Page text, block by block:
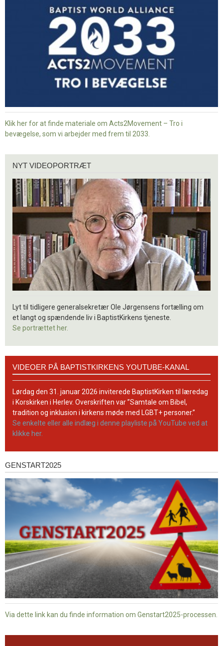
Klik her for at finde materiale om Acts2Movement – Tro i
bevægelse, som vi arbejder med frem til 2033.
videoportræt
NYT VIDEOPORTRÆT
Lyt til tidligere generalsekretær Ole Jørgensens fortælling om
et langt og spændende liv i BaptistKirkens tjeneste.
Se portrættet her.
BaptistKirkens
YouTube-
kanal
VIDEOER PÅ BAPTISTKIRKENS YOUTUBE-KANAL
Lørdag den 31. januar 2026 inviterede BaptistKirken til læredag
i Korskirken i Herlev. Overskriften var ”Samtale om Bibel,
tradition og inklusion i kirkens møde med LGBT+ personer.”
Se enkelte eller alle indlæg i denne playliste på YouTube ved at
klikke her.
Genstart2025
GENSTART2025
Via dette link kan du finde information om Genstart2025-processen.